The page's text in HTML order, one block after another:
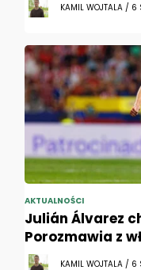
KAMIL WOJTALA / 6
AKTUALNOŚCI
Julián Álvarez
Porozmawia z
KAMIL WOJTALA / 6